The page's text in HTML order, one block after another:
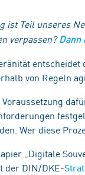
ist Teil unseres
verpassen?Dann
von Regeln
Wer diese
„Digitale
der DIN/DKE-